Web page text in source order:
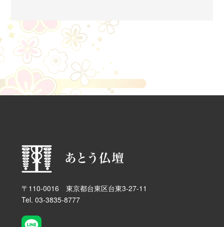
ウェブサイト上で取得する個人情報について
皆様のご連絡先（氏名・Eメールアドレス・電話番号な
ど）を弊社にお知らせいただくのは、次のような場合
です。
お見積もり依頼、またご意見・ご要望をいただく場
合
メールマガジンのご送付
当社は、以下のいずれかに該当する場合を除いて、取
得した個人情報を第三者へ提供いたしません。
法令に基づく場合
〒110-0016 東京都台東区台東3-27-11
Tel. 03-3835-8777